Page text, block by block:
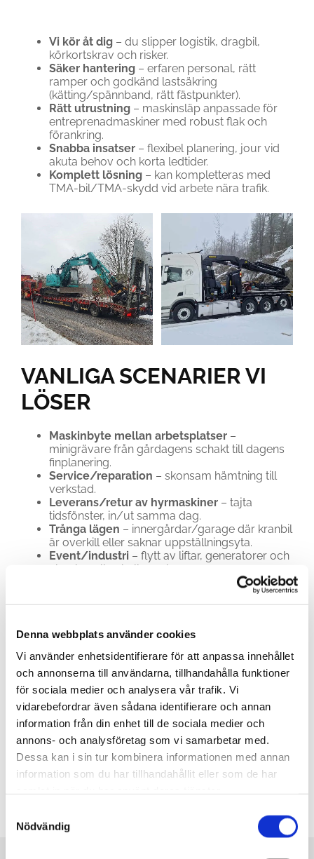
Denna webbplats använder cookies
Vi använder enhetsidentifierare för att anpassa innehållet
och annonserna till användarna, tillhandahålla funktioner
för sociala medier och analysera vår trafik. Vi
vidarebefordrar även sådana identifierare och annan
information från din enhet till de sociala medier och
annons- och analysföretag som vi samarbetar med.
Dessa kan i sin tur kombinera informationen med annan
information som du har tillhandahållit eller som de har
Nödvändig
Vi kör åt dig – du slipper logistik, dragbil,
körkortskrav och risker.
Säker hantering – erfaren personal, rätt
ramper och godkänd lastsäkring
(kätting/spännband, rätt fästpunkter).
Rätt utrustning – maskinsläp anpassade för
entreprenadmaskiner med robust flak och
förankring.
Snabba insatser – flexibel planering, jour vid
akuta behov och korta ledtider.
Komplett lösning – kan kompletteras med
TMA-bil/TMA-skydd vid arbete nära trafik.
VANLIGA SCENARIER VI
LÖSER
Maskinbyte mellan arbetsplatser –
minigrävare från gårdagens schakt till dagens
finplanering.
Service/reparation – skonsam hämtning till
verkstad.
Leverans/retur av hyrmaskiner – tajta
tidsfönster, in/ut samma dag.
Trånga lägen – innergårdar/garage där kranbil
är overkill eller saknar uppställningsyta.
Event/industri – flytt av liftar, generatorer och
elverk mellan hallar och arenor.
SÅ FUNKAR EN
MASKINTRANSPORT MED
OSS
Förfrågan & planering– ange maskinmodell,
vikt/mått, hämt-/leveransadress och tider.
Lastning– vi kör eller vinschar upp via ramper
och säkrar med kätting/spännband.
Transport– vi kör enligt planerad rutt och
håller dig uppdaterad.
Lossning
– maskinen placeras där du behöver
den – klar för arbete.